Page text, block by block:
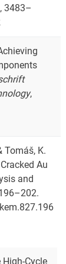
3483–
,
Tomáš, K.
Au
and
High-Cycle